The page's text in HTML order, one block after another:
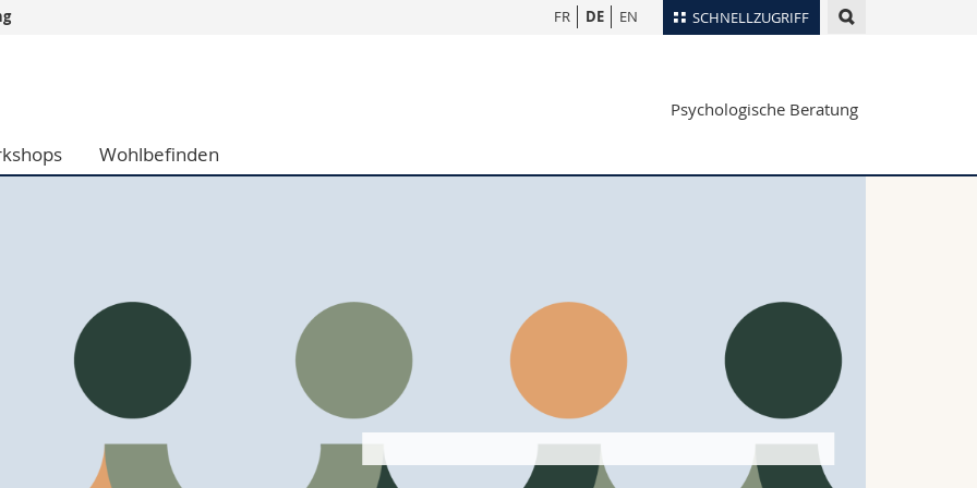
SCHNELLZUGRIFF
Fak.
Forschende
Ortsplan
Webmail
FR DE EN
Psychologische Beratung
Wohlbefinden